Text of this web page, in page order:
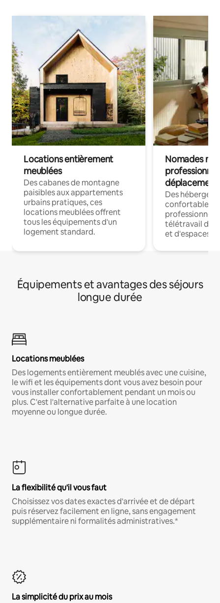
Locations entièrement
meublées
Des cabanes de montagne
paisibles aux appartements
urbains pratiques, ces
locations meublées offrent
tous les équipements d'un
logement standard.
Nomades
déplacement
Des
confortables
professionnels
télétravail
et d'espaces
Équipements et avantages des séjours
longue durée
Locations meublées
Des logements entièrement meublés avec une cuisine,
le wifi et les équipements dont vous avez besoin pour
vous installer confortablement pendant un mois ou
plus. C'est l'alternative parfaite à une location
moyenne ou longue durée.
La flexibilité qu'il vous faut
Choisissez vos dates exactes d'arrivée et de départ
puis réservez facilement en ligne, sans engagement
supplémentaire ni formalités administratives.*
La simplicité du prix au mois